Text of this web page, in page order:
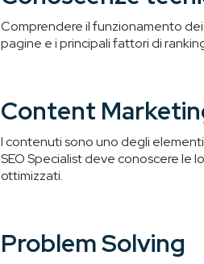
Comprendere il funzionamento
pagine e i principali fattori di
Content
I contenuti sono uno degli
SEO Specialist deve conoscere le
ottimizzati.
Problem Solving